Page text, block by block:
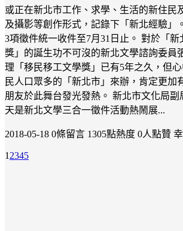
或正在新北市工作、求學、生活的新住民
及攝影等創作形式，記錄下「新北經驗」
3項徵件統一收件至7月31日止。 對於「
獎」的誕生功不可沒的新北文學諮詢委員
理「移民移工文學獎」已有5年之久，但
民人口眾多的「新北市」來辦，肯定更加
朋友於此舞台發光發熱。 新北市文化局
天是新北文學三合一徵件活動熱鬧展...
2018-05-18 0條留言 1305點熱度 0人點贊
1 2345